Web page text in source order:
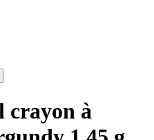
crayon à